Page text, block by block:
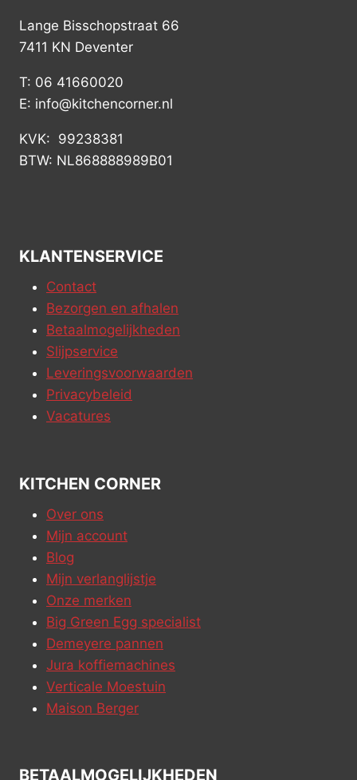
Lange Bisschopstraat 66
7411 KN Deventer
T: 06 41660020
E: info@kitchencorner.nl
KVK: 99238381
BTW: NL868888989B01
KLANTENSERVICE
Contact
Bezorgen en afhalen
Betaalmogelijkheden
Slijpservice
Leveringsvoorwaarden
Privacybeleid
Vacatures
KITCHEN CORNER
Over ons
Mijn account
Blog
Mijn verlanglijstje
Onze merken
Big Green Egg specialist
Demeyere pannen
Jura koffiemachines
Verticale Moestuin
Maison Berger
BETAALMOGELIJKHEDEN